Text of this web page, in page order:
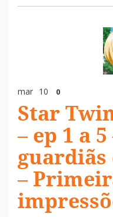
mar 10 0
Star
– ep 1 a 5
guardiãs
–